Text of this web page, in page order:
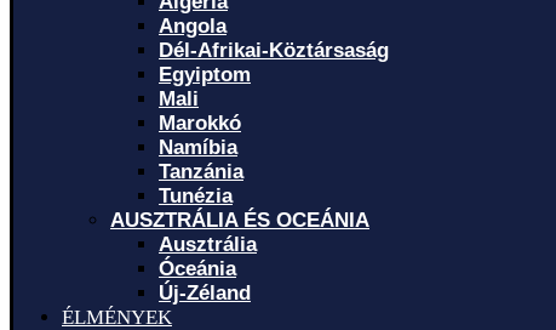
Angola
Dél-Afrikai-Köztársaság
Egyiptom
Mali
Marokkó
Namíbia
Tanzánia
Tunézia
AUSZTRÁLIA ÉS OCEÁNIA
Ausztrália
Óceánia
Új-Zéland
ÉLMÉNYEK